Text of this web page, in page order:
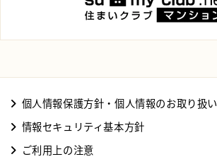
個⼈情報保護⽅針・個⼈情報のお取り扱い
情報セキュリティ基本⽅針
ご利⽤上の注意